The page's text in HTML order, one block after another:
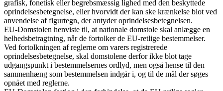
grafisk, fonetisk eller begrebsmæssig lighed med den beskyttede
oprindelsesbetegnelse, eller hvorvidt der kan ske krænkelse blot ved
anvendelse af figurtegn, der antyder oprindelsesbetegnelsen.
EU-Domstolen henviste til, at nationale domstole skal anlægge en
helhedsbetragtning, når de fortolker de EU-retlige bestemmelser.
Ved fortolkningen af reglerne om varers registrerede
oprindelsesbetegnelse, skal domstolene derfor ikke blot tage
udgangspunkt i bestemmelsernes ordlyd, men også hense til den
sammenhæng som bestemmelsen indgår i, og til de mål der søges
opnået med reglerne.